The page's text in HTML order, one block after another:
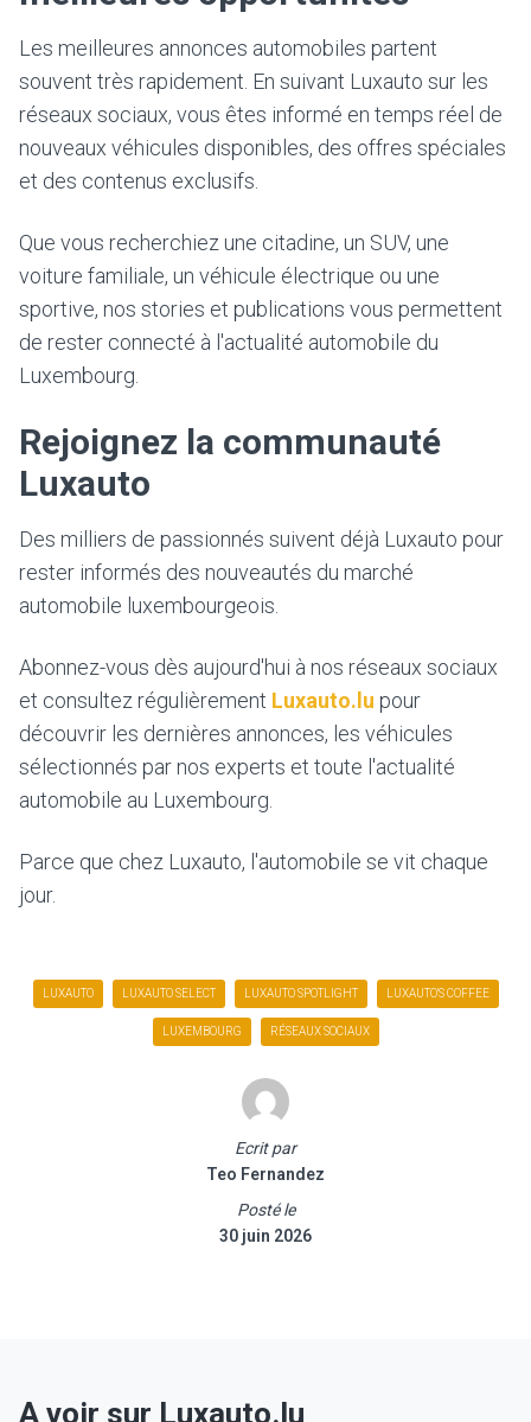
Les meilleures annonces automobiles partent
souvent très rapidement. En suivant Luxauto sur les
réseaux sociaux, vous êtes informé en temps réel de
nouveaux véhicules disponibles, des offres spéciales
et des contenus exclusifs.
Que vous recherchiez une citadine, un SUV, une
voiture familiale, un véhicule électrique ou une
sportive, nos stories et publications vous permettent
de rester connecté à l'actualité automobile du
Luxembourg.
Rejoignez la communauté
Luxauto
Des milliers de passionnés suivent déjà Luxauto pour
rester informés des nouveautés du marché
automobile luxembourgeois.
Abonnez-vous dès aujourd'hui à nos réseaux sociaux
et consultez régulièrement Luxauto.lu pour
découvrir les dernières annonces, les véhicules
sélectionnés par nos experts et toute l'actualité
automobile au Luxembourg.
Parce que chez Luxauto, l'automobile se vit chaque
jour.
LUXAUTO LUXAUTO SELECT LUXAUTO SPOTLIGHT LUXAUTO'S COFFEE
LUXEMBOURG RÉSEAUX SOCIAUX
Ecrit par
Teo Fernandez
Posté le
30 juin 2026
A voir sur Luxauto.lu